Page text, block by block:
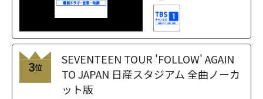
3位
SEVENTEEN TOUR 'FOLLOW' AGAIN
TO JAPAN 日産スタジアム 全曲ノーカ
ット版